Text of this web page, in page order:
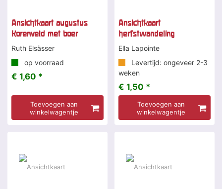
Ansichtkaart augustus
Korenveld met boer
Ruth Elsässer
op voorraad
€ 1,60 *
Toevoegen aan
winkelwagentje
Ansichtkaart
herfstwandeling
Ella Lapointe
Levertijd: ongeveer 2-3
weken
€ 1,50 *
Toevoegen aan
winkelwagentje